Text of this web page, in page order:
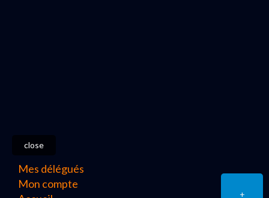
+
close
Mes délégués
Mon compte